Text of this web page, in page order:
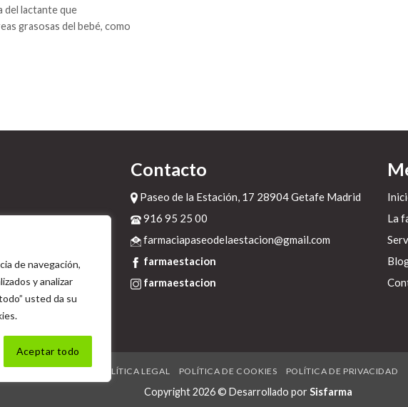
de navegación,
y analizar
usted da su
Aceptar todo
del lactante que
grasosas del bebé, como
Contacto
Paseo de la Estación, 17 28904 Getafe Madrid
916 95 25 00
farmaciapaseodelaestacion@gmail.com
farmaestacion
farmaestacion
La
POLÍTICA LEGAL POLÍTICA DE COOKIES POLÍTICA DE PRIVACIDAD
Copyright 2026 © Desarrollado por Sisfarma